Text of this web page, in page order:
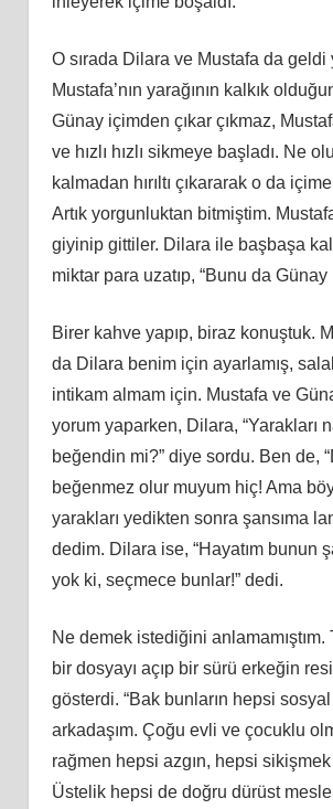
O sırada Dilara ve Mustafa da geldi
Mustafa’nın yarağının kalkık
Günay içimden çıkar çıkmaz,
ve hızlı hızlı sikmeye başladı. Ne
kalmadan hırıltı çıkararak o da içime
Artık yorgunluktan bitmiştim.
giyinip gittiler. Dilara ile başbaşa
miktar para uzatıp, “Bunu da Günay
Birer kahve yapıp, biraz konuştuk.
da Dilara benim için ayarlamış,
intikam almam için. Mustafa ve
yorum yaparken, Dilara, “Yarakları
beğendin mi?” diye sordu. Ben de,
beğenmez olur muyum hiç! Ama
yarakları yedikten sonra şansıma
dedim. Dilara ise, “Hayatım bunun
yok ki, seçmece bunlar!” dedi.
Ne demek istediğini anlamamıştım.
bir dosyayı açıp bir sürü erkeğin
gösterdi. “Bak bunların hepsi
arkadaşım. Çoğu evli ve çocuklu
rağmen hepsi azgın, hepsi
Üstelik hepsi de doğru dürüst